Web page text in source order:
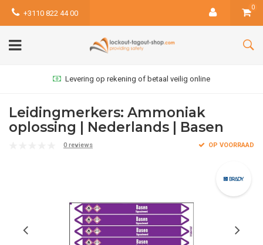
+3110 822 44 00
0
Levering op rekening of betaal veilig online
Leidingmerkers: Ammoniak
oplossing | Nederlands | Basen
0 reviews OP VOORRAAD